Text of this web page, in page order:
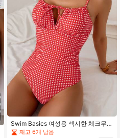
Swim Basics 여성용 섹시한 체크무늬
랜덤 프린트 1피스 수영복, 여름
재고 6개 남음